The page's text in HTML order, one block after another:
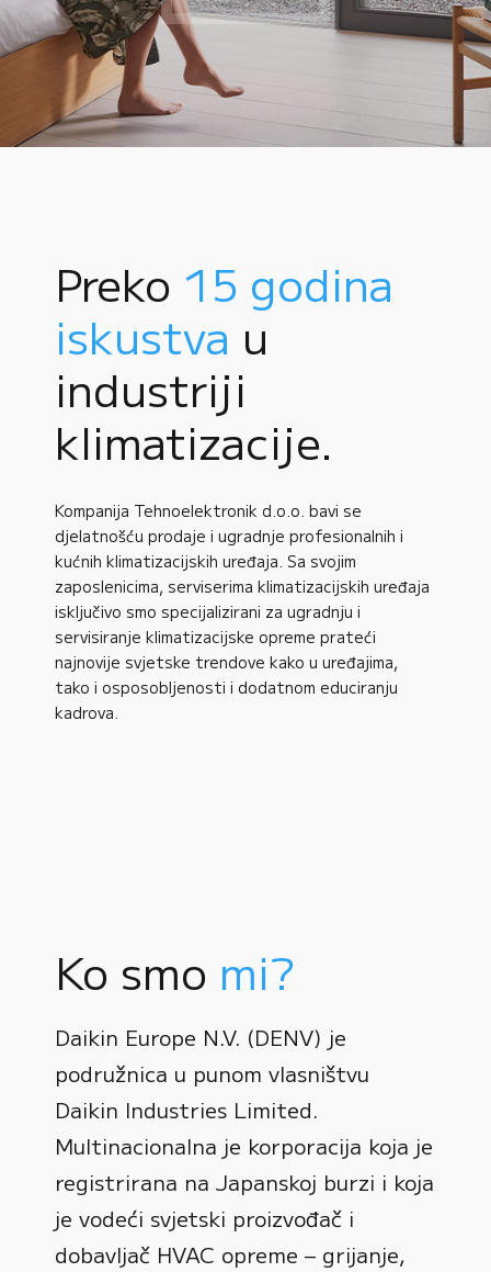
Preko 15 godina
iskustva u
industriji
klimatizacije.
Kompanija Tehnoelektronik d.o.o. bavi se
djelatnošću prodaje i ugradnje profesionalnih i
kućnih klimatizacijskih uređaja. Sa svojim
zaposlenicima, serviserima klimatizacijskih uređaja
isključivo smo specijalizirani za ugradnju i
servisiranje klimatizacijske opreme prateći
najnovije svjetske trendove kako u uređajima,
tako i osposobljenosti i dodatnom educiranju
kadrova.
Ko smo mi?
Daikin Europe N.V. (DENV) je
podružnica u punom vlasništvu
Daikin Industries Limited.
Multinacionalna je korporacija koja je
registrirana na Japanskoj burzi i koja
je vodeći svjetski proizvođač i
dobavljač HVAC opreme – grijanje,
0